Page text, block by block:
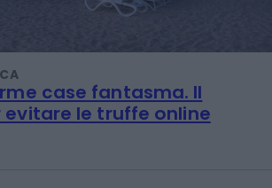
case fantasma. Il
le truffe online